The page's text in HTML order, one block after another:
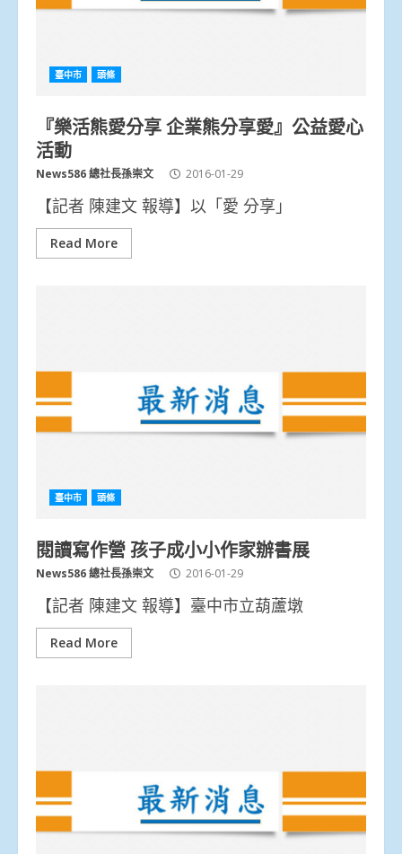
臺中市 頭條
『樂活熊愛分享 企業熊分享愛』公益愛心
活動
News586 總社長孫崇文 2016-01-29
【記者 陳建文 報導】以「愛 分享」
Read More
臺中市 頭條
閱讀寫作營 孩子成小小作家辦書展
News586 總社長孫崇文 2016-01-29
【記者 陳建文 報導】臺中市立葫蘆墩
Read More